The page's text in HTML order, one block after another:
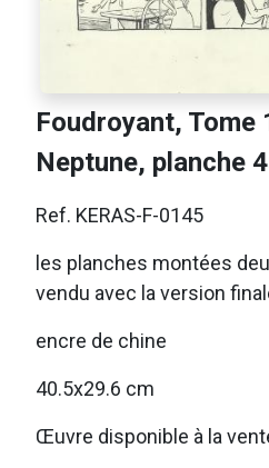
Foudroyant, Tome
Neptune, planche
Ref. KERAS-F-0145
les planches montées
vendu avec la version
encre de chine
40.5x29.6 cm
Œuvre disponible à la